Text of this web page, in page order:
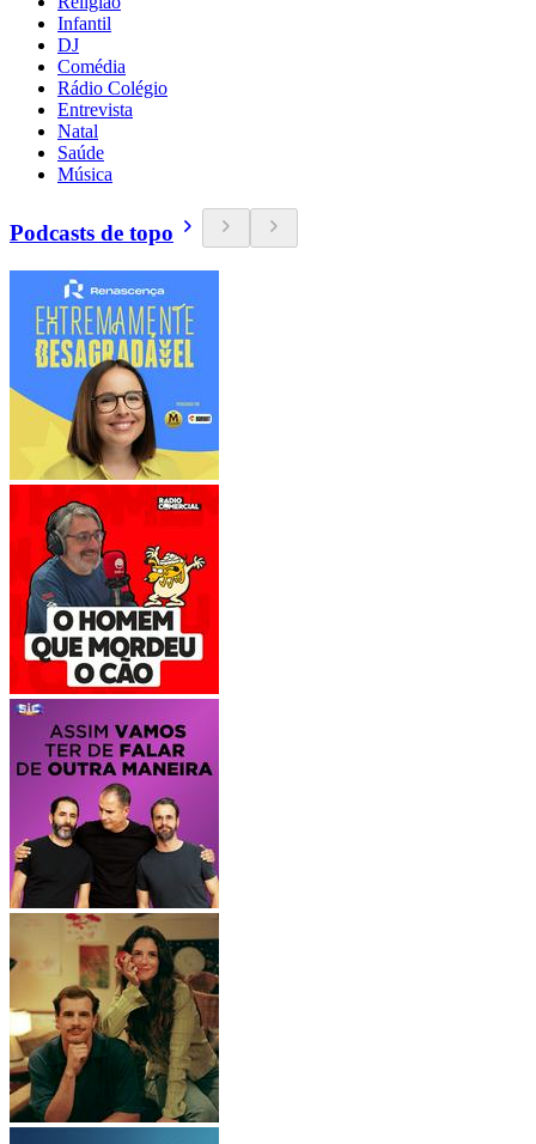
Infantil
DJ
Comédia
Rádio Colégio
Entrevista
Natal
Saúde
Música
Podcasts de topo